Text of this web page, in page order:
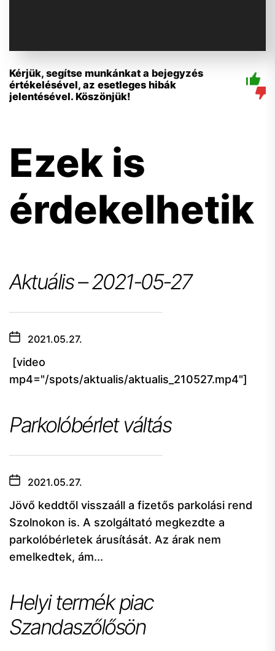
Kérjük, segítse munkánkat a bejegyzés
értékelésével, az esetleges hibák
jelentésével. Köszönjük!
Ezek is
érdekelhetik
Aktuális – 2021-05-27
2021.05.27.
[video
mp4="/spots/aktualis/aktualis_210527.mp4"]
Parkolóbérlet váltás
2021.05.27.
Jövő keddtől visszaáll a fizetős parkolási rend
Szolnokon is. A szolgáltató megkezdte a
parkolóbérletek árusítását. Az árak nem
emelkedtek, ám...
Helyi termék piac
Szandaszőlősön